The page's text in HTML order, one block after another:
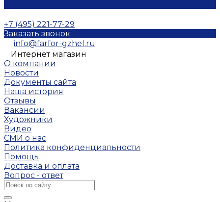
+7 (495) 221-77-29
Заказать звонок
info@farfor-gzhel.ru
Интернет магазин
О компании
Новости
Документы сайта
Наша история
Отзывы
Вакансии
Художники
Видео
СМИ о нас
Политика конфиденциальности
Помощь
Доставка и оплата
Вопрос - ответ